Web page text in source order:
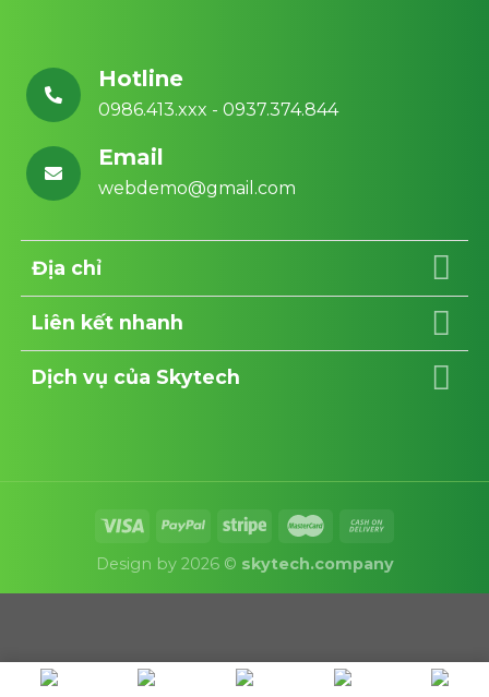
Hotline
0986.413.xxx - 0937.374.844
Email
webdemo@gmail.com
Địa chỉ
Liên kết nhanh
Dịch vụ của Skytech
Design by 2026 © skytech.company